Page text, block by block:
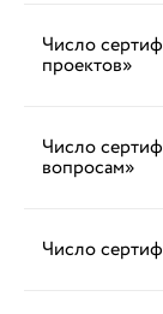
Число
проектов»
Число
вопросам»
Число